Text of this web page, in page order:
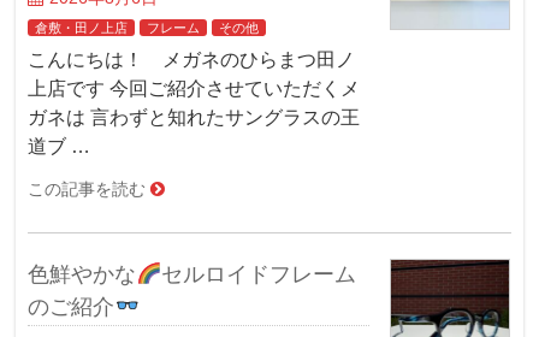
倉敷・田ノ上店 フレーム その他
こんにちは！ メガネのひらまつ田ノ
上店です 今回ご紹介させていただくメ
ガネは 言わずと知れたサングラスの王
道ブ …
この記事を読む
色鮮やかな
セルロイドフレーム
のご紹介